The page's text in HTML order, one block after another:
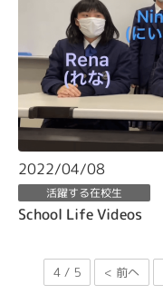
2022/04/08
活躍する在校生
School Life Videos
4 / 5 < 前へ